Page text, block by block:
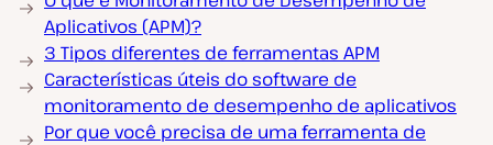
Aplicativos (APM)?
3 Tipos diferentes de ferramentas APM
Características úteis do software de
monitoramento de desempenho de aplicativos
Por que você precisa de uma ferramenta de